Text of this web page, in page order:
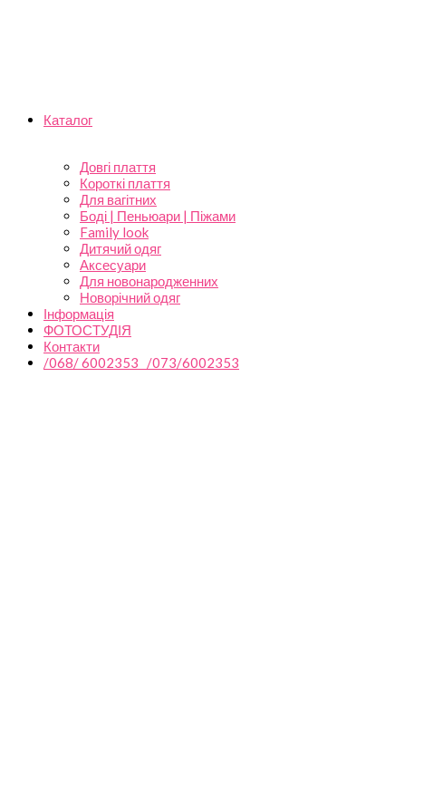
Каталог
Довгі плаття
Короткі плаття
Для вагітних
Боді | Пеньюари | Піжами
Family look
Дитячий одяг
Аксесуари
Для новонародженних
Новорічний одяг
Інформація
ФОТОСТУДІЯ
Контакти
/068/ 6002353 /073/6002353